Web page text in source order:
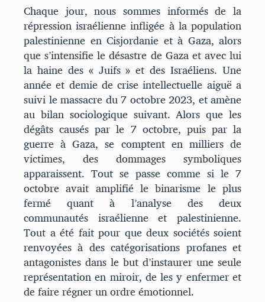
Chaque jour, nous sommes informés de la
répression israélienne infligée à la population
palestinienne en Cisjordanie et à Gaza, alors
que s’intensifie le désastre de Gaza et avec lui
la haine des « Juifs » et des Israéliens. Une
année et demie de crise intellectuelle aiguë a
suivi le massacre du 7 octobre 2023, et amène
au bilan sociologique suivant. Alors que les
dégâts causés par le 7 octobre, puis par la
guerre à Gaza, se comptent en milliers de
victimes, des dommages symboliques
apparaissent. Tout se passe comme si le 7
octobre avait amplifié le binarisme le plus
fermé quant à l’analyse des deux
communautés israélienne et palestinienne.
Tout a été fait pour que deux sociétés soient
renvoyées à des catégorisations profanes et
antagonistes dans le but d’instaurer une seule
représentation en miroir, de les y enfermer et
de faire régner un ordre émotionnel.